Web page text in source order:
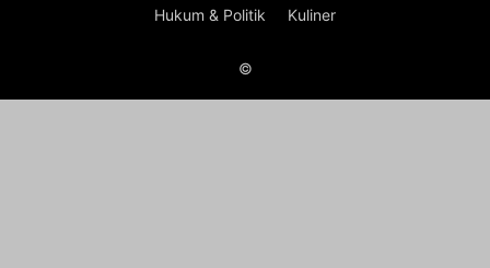
Hukum & Politik Kuliner
©